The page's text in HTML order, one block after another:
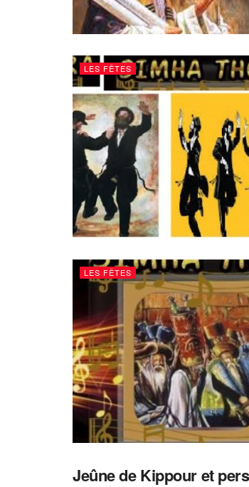
LES FÊTES
LES FÊTES
KIPOUR
Jeûne de Kippour et